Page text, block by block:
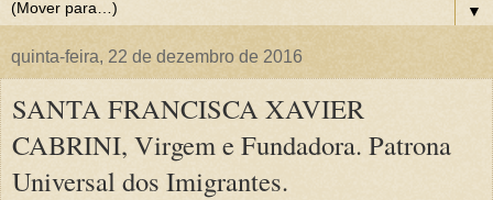
▼
quinta-feira, 22 de dezembro de 2016
SANTA FRANCISCA XAVIER
CABRINI, Virgem e Fundadora. Patrona
Universal dos Imigrantes.